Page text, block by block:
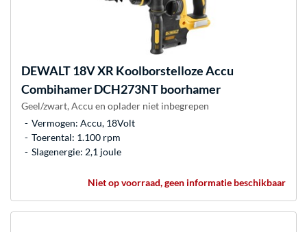
DEWALT18V XR Koolborstelloze Accu
Combihamer DCH273NT boorhamer
Geel/zwart, Accu en oplader niet inbegrepen
Vermogen: Accu, 18Volt
Toerental: 1.100 rpm
Slagenergie: 2,1 joule
Niet op voorraad, geen informatie beschikbaar